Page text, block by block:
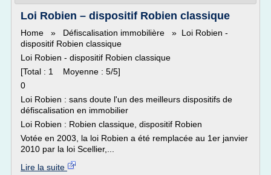
Loi Robien – dispositif Robien classique
Home » Défiscalisation immobilière » Loi Robien -
dispositif Robien classique
Loi Robien - dispositif Robien classique
[Total : 1 Moyenne : 5/5]
0
Loi Robien : sans doute l'un des meilleurs dispositifs de
défiscalisation en immobilier
Loi Robien : Robien classique, dispositif Robien
Votée en 2003, la loi Robien a été remplacée au 1er janvier
2010 par la loi Scellier,...
Lire la suite